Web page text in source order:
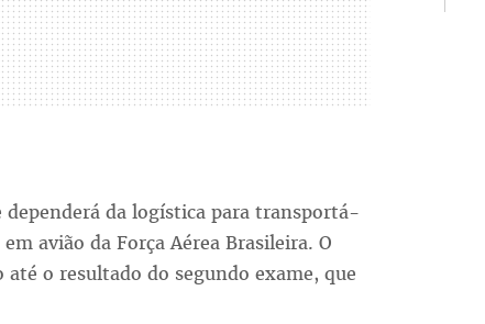
dependerá da logística para transportá-
avião da Força Aérea Brasileira. O
o resultado do segundo exame, que